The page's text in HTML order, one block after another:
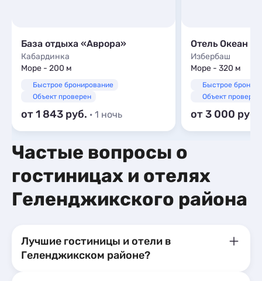
База отдыха «Аврора»
Кабардинка
Море - 200 м
Быстрое бронирование
Объект проверен
от 1 843 · 1 ночь
Отель Океан
Избербаш
Море - 320 м
Быстрое
Объект проверен
от 3 000
Частые вопросы о
гостиницах и отелях
Геленджикского района
Лучшие гостиницы и отели в
Геленджикском районе?